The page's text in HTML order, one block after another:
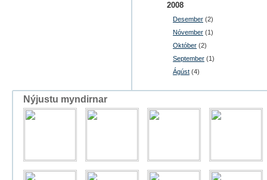
2008
Desember (2)
Nóvember (1)
Október (2)
September (1)
Ágúst (4)
Nýjustu myndirnar